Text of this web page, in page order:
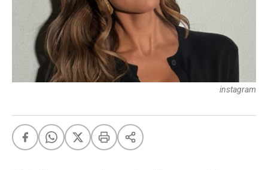
Πάσχα Eurovision
Retro Summer
OMG LOL
Xmas
instagram